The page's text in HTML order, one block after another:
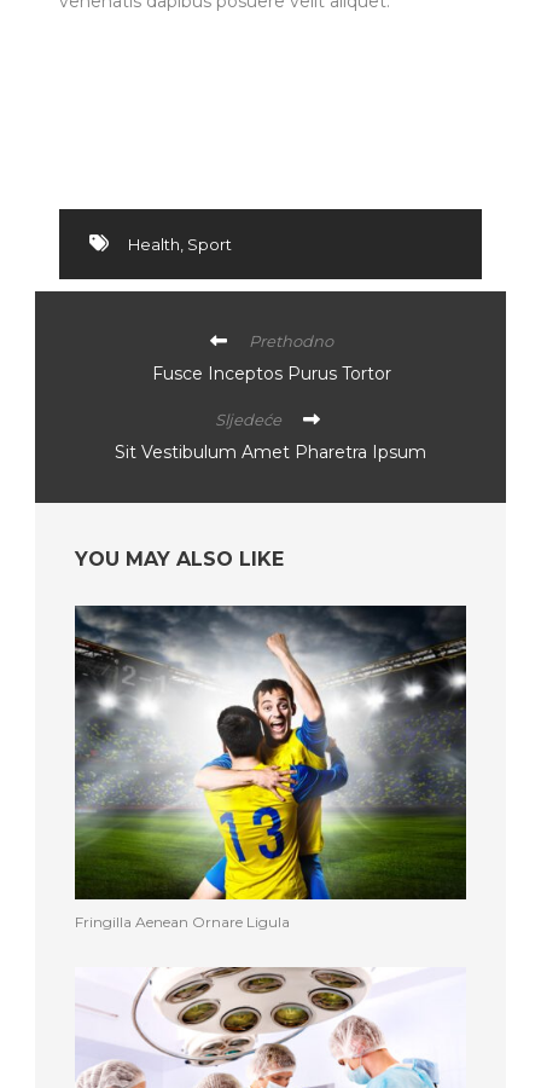
Health Sport
Prethodno
Fusce Inceptos Purus Tortor
Sljedeće
Sit Vestibulum Amet Pharetra Ipsum
YOU MAY ALSO LIKE
Fringilla Aenean Ornare Ligula